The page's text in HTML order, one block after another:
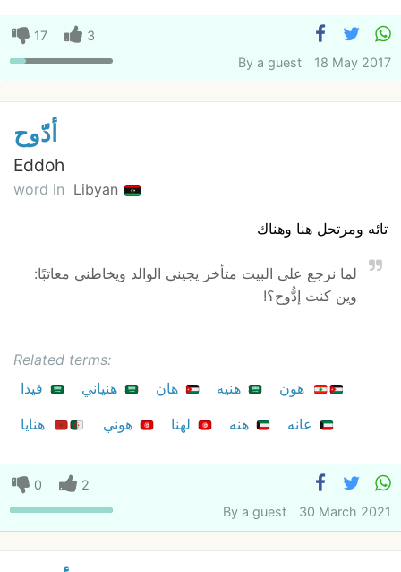
17
3
By a guest 18 May 2017
أدّوح
Eddoh
word in Libyan
تائه ومرتحل هنا وهناك
لما نرجع على البيت متأخر يجيني الوالد ويخاطني معاتبًا:
وين كنت إدُّوح؟!
Related terms:
فيذا
هنياني هان هنيه
هون
هنايا
هوني لهنا هنه عانه
0
2
By a guest 30 March 2021